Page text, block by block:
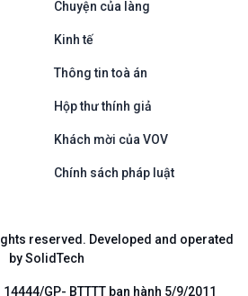
Chuyện của làng
Kinh tế
Thông tin toà án
Hộp thư thính giả
Khách mời của VOV
Chính sách pháp luật
reserved. Developed and operated
by SolidTech
GP- BTTTT ban hành 5/9/2011